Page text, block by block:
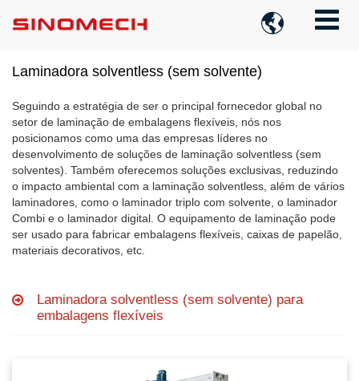

Laminadora solventless (sem solvente)
Seguindo a estratégia de ser o principal fornecedor global no
setor de laminação de embalagens flexíveis, nós nos
posicionamos como uma das empresas líderes no
desenvolvimento de soluções de laminação solventless (sem
solventes). Também oferecemos soluções exclusivas, reduzindo
o impacto ambiental com a laminação solventless, além de vários
laminadores, como o laminador triplo com solvente, o laminador
Combi e o laminador digital. O equipamento de laminação pode
ser usado para fabricar embalagens flexíveis, caixas de papelão,
materiais decorativos, etc.
Laminadora solventless (sem solvente) para
embalagens flexíveis